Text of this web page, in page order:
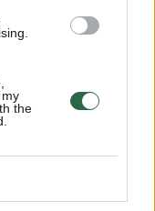
the
kad